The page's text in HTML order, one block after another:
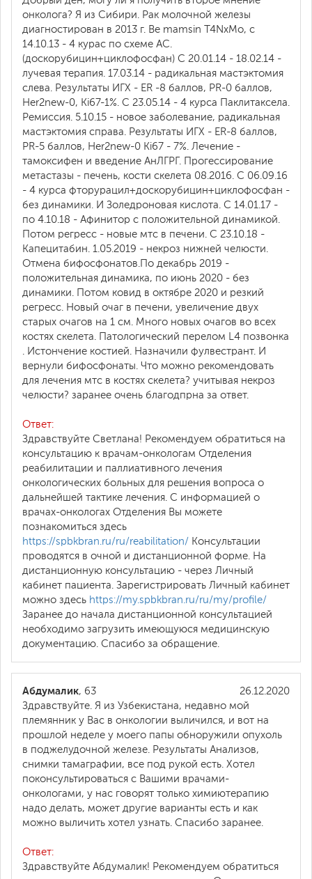
онколога? Я из Сибири. Рак молочной железы
диагностирован в 2013 г. Be mamsin T4NxMo, с
14.10.13 - 4 курас по схеме АС.
(доскорубицин+циклофосфан) С 20.01.14 - 18.02.14 -
лучевая терапия. 17.03.14 - радикальная мастэктомия
слева. Результаты ИГХ - ER -8 баллов, PR-0 баллов,
Her2new-0, Ki67-1%. С 23.05.14 - 4 курса Паклитаксела.
Ремиссия. 5.10.15 - новое заболевание, радикальная
мастэктомия справа. Результаты ИГХ - ER-8 баллов,
PR-5 баллов, Her2new-0 Ki67 - 7%. Лечение -
тамоксифен и введение АнЛГРГ. Прогессирование
метастазы - печень, кости скелета 08.2016. С 06.09.16
- 4 курса фторурацил+доскорубицин+циклофосфан -
без динамики. И Золедроновая кислота. С 14.01.17 -
по 4.10.18 - Афинитор с положительной динамикой.
Потом регресс - новые мтс в печени. С 23.10.18 -
Капецитабин. 1.05.2019 - некроз нижней челюсти.
Отмена бифосфонатов.По декабрь 2019 -
положительная динамика, по июнь 2020 - без
динамики. Потом ковид в октябре 2020 и резкий
регресс. Новый очаг в печени, увеличение двух
старых очагов на 1 см. Много новых очагов во всех
костях скелета. Патологический перелом L4 позвонка
. Истончение костией. Назначили фулвестрант. И
вернули бифосфонаты. Что можно рекомендовать
для лечения мтс в костях скелета? учитывая некроз
челюсти? заранее очень благодпрна за ответ.
Ответ:
Здравствуйте Светлана! Рекомендуем обратиться на
консультацию к врачам-онкологам Отделения
реабилитации и паллиативного лечения
онкологических больных для решения вопроса о
дальнейшей тактике лечения. С информацией о
врачах-онкологах Отделения Вы можете
познакомиться здесь
https://spbkbran.ru/ru/reabilitation/ Консультации
проводятся в очной и дистанционной форме. На
дистанционную консультацию - через Личный
кабинет пациента. Зарегистрировать Личный кабинет
можно здесь https://my.spbkbran.ru/ru/my/profile/
Заранее до начала дистанционной консультацией
необходимо загрузить имеющуюся медицинскую
документацию. Спасибо за обращение.
26.12.2020
Абдумалик, 63
Здравствуйте. Я из Узбекистана, недавно мой
племянник у Вас в онкологии выличился, и вот на
прошлой неделе у моего папы обноружили опухоль
в поджелудочной железе. Результаты Анализов,
снимки тамаграфии, все под рукой есть. Хотел
поконсультироваться с Вашими врачами-
онкологами, у нас говорят только химиютерапию
надо делать, может другие варианты есть и как
можно выличить хотел узнать. Спасибо заранее.
Ответ:
Здравствуйте Абдумалик! Рекомендуем обратиться